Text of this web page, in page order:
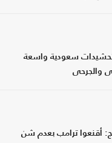
تحشيدات سعودية واسعة
والجرحى
أقنعوا ترامب بعدم شن